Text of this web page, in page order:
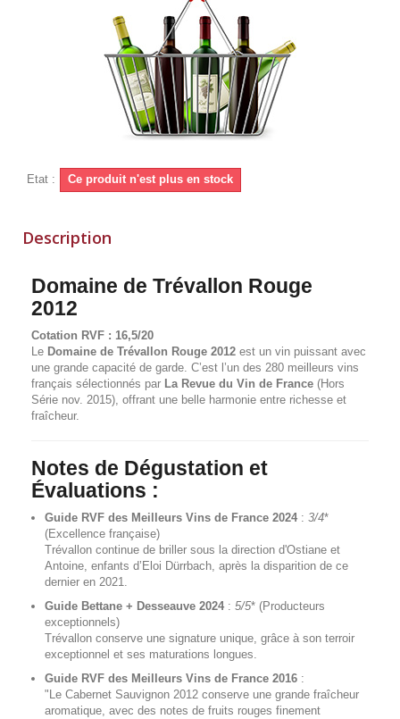
Etat : Ce produit n'est plus en stock
Description
Domaine de Trévallon Rouge
2012
Cotation RVF : 16,5/20
Le Domaine de Trévallon Rouge 2012 est un vin puissant avec
une grande capacité de garde. C’est l’un des 280 meilleurs vins
français sélectionnés par La Revue du Vin de France (Hors
Série nov. 2015), offrant une belle harmonie entre richesse et
fraîcheur.
Notes de Dégustation et
Évaluations :
Guide RVF des Meilleurs Vins de France 2024 : 3/4*
(Excellence française)
Trévallon continue de briller sous la direction d'Ostiane et
Antoine, enfants d’Eloi Dürrbach, après la disparition de ce
dernier en 2021.
Guide Bettane + Desseauve 2024 : 5/5* (Producteurs
exceptionnels)
Trévallon conserve une signature unique, grâce à son terroir
exceptionnel et ses maturations longues.
Guide RVF des Meilleurs Vins de France 2016 :
"Le Cabernet Sauvignon 2012 conserve une grande fraîcheur
aromatique, avec des notes de fruits rouges finement